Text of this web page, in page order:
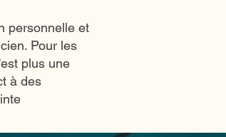
personnelle et
Pour les
plus une
à des